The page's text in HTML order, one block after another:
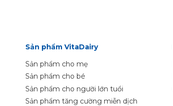
Sản phẩm VitaDairy
Sản phẩm cho mẹ
Sản phẩm cho bé
Sản phẩm cho người lớn tuổi
Sản phẩm tăng cường miễn dịch